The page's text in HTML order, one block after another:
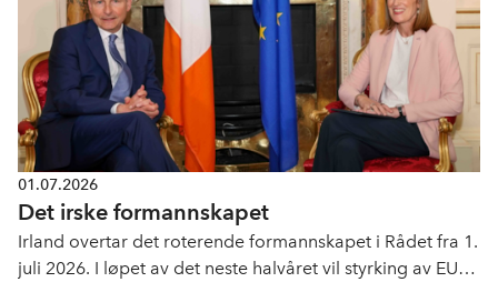
01.07.2026
Det irske formannskapet
Irland overtar det roterende formannskapet i Rådet fra 1.
juli 2026. I løpet av det neste halvåret vil styrking av EUs